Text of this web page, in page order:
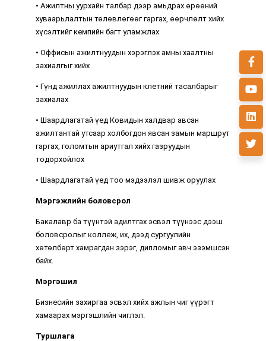
• Ажилтны уурхайн талбар дээр амьдрах өрөөний
хуваарьлалтын төлөвлөгөөг гаргах, өөрчлөлт хийх
хүсэлтийг кемпийн багт уламжлах
• Оффисын ажилтнуудын хэрэглэх амны хаалтны
захиалгыг хийх
• Гүнд ажиллах ажилтнуудын клетний тасалбарыг
захиалах
• Шаардлагатай үед Ковидын халдвар авсан
ажилтантай утсаар холбогдон явсан замын маршрут
гаргах, голомтын ариутгал хийх газруудын
тодорхойлох
• Шаардлагатай үед тоо мэдээлэл шивж оруулах
Мэргэжлийн боловсрол
Бакалавр ба түүнтэй адилтгах эсвэл түүнээс дээш
боловсролыг коллеж, их, дээд сургуулийн
хөтөлбөрт хамрагдан зэрэг, дипломыг авч эзэмшсэн
байх.
Мэргэшил
Бизнесийн захиргаа эсвэл хийх ажлын чиг үүрэгт
хамаарах мэргэшлийн чиглэл.
Туршлага